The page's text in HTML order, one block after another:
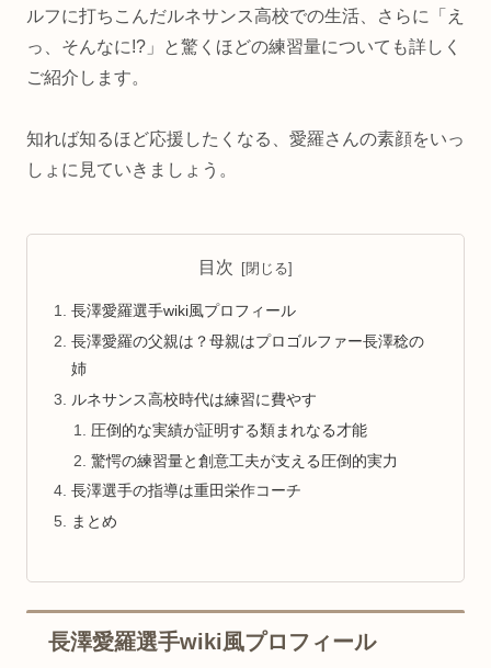
ルフに打ちこんだルネサンス高校での生活、さらに「え
っ、そんなに!?」と驚くほどの練習量についても詳しく
ご紹介します。
知れば知るほど応援したくなる、愛羅さんの素顔をいっ
しょに見ていきましょう。
目次
長澤愛羅選手wiki風プロフィール
長澤愛羅の父親は？母親はプロゴルファー長澤稔の
姉
ルネサンス高校時代は練習に費やす
圧倒的な実績が証明する類まれなる才能
驚愕の練習量と創意工夫が支える圧倒的実力
長澤選手の指導は重田栄作コーチ
まとめ
長澤愛羅選手wiki風プロフィール